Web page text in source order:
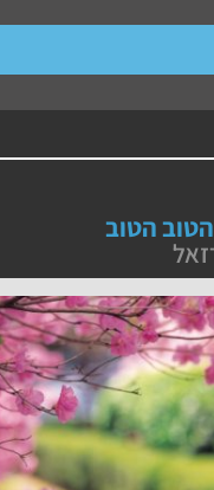
by touch or with
הטוב